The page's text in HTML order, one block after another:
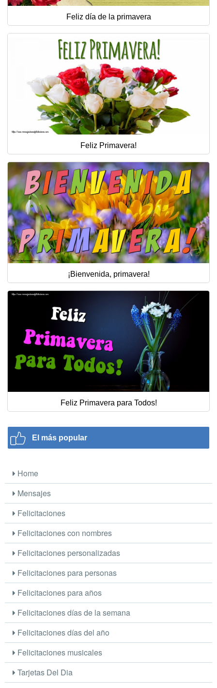
Feliz día de la primavera
Feliz Primavera!
¡Bienvenida, primavera!
Feliz Primavera para Todos!
El más popular
Home
Mensajes
Felicitaciones
Felicitaciones con nombres
Felicitaciones personalizadas
Felicitaciones para personas
Felicitaciones para años
Felicitaciones días de la semana
Felicitaciones días del año
Felicitaciones musicales
Tarjetas Del Dia